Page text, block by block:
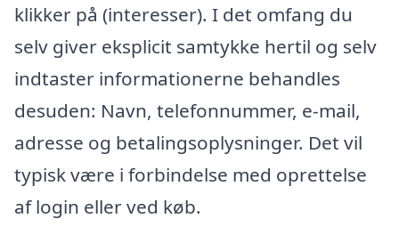
klikker på (interesser). I det omfang du
selv giver eksplicit samtykke hertil og selv
indtaster informationerne behandles
desuden: Navn, telefonnummer, e-mail,
adresse og betalingsoplysninger. Det vil
typisk være i forbindelse med oprettelse
af login eller ved køb.